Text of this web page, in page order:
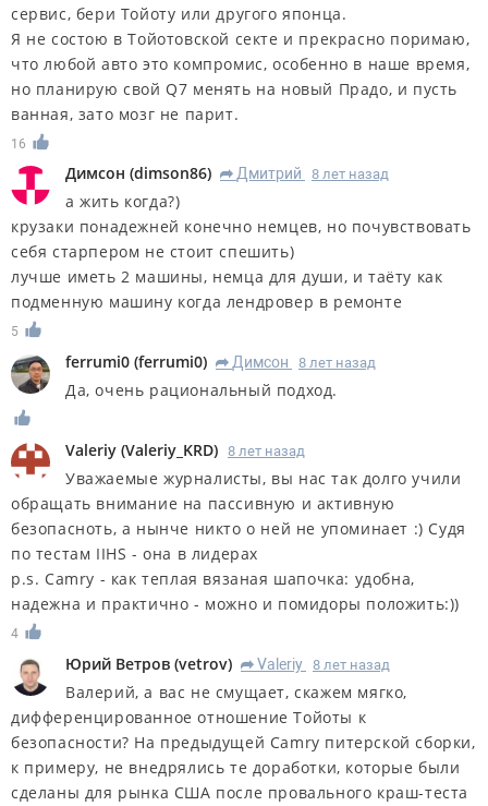
сервис, бери Тойоту или другого японца.
Я не состою в Тойотовской секте и прекрасно поримаю,
что любой авто это компромис, особенно в наше время,
но планирую свой Q7 менять на новый Прадо, и пусть
ванная, зато мозг не парит.
16
Димсон (dimson86) R Дмитрий 8 лет назад
а жить когда?)
крузаки понадежней конечно немцев, но почувствовать
себя старпером не стоит спешить)
лучше иметь 2 машины, немца для души, и таёту как
подменную машину когда лендровер в ремонте
5
ferrumi0 (ferrumi0) R Димсон 8 лет назад
Да, очень рациональный подход.
Valeriy (Valeriy_KRD) 8 лет назад
Уважаемые журналисты, вы нас так долго учили
обращать внимание на пассивную и активную
безопасноть, а нынче никто о ней не упоминает :) Судя
по тестам IIHS - она в лидерах
p.s. Camry - как теплая вязаная шапочка: удобна,
надежна и практично - можно и помидоры положить:))
4
Юрий Ветров (vetrov) R Valeriy 8 лет назад
Валерий, а вас не смущает, скажем мягко,
дифференцированное отношение Тойоты к
безопасности? На предыдущей Camry питерской сборки,
к примеру, не внедрялись те доработки, которые были
сделаны для рынка США после провального краш-теста